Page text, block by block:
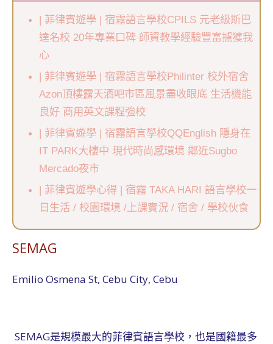
| 菲律賓遊學 | 宿霧語言學校CPILS 元老級斯巴
達名校 20年專業口碑 師資教學經驗豐富擄獲我
心
| 菲律賓遊學 | 宿霧語言學校Philinter 校外宿舍
Azon頂樓露天酒吧市區風景盡收眼底 生活機能
良好 商用英文課程強校
| 菲律賓遊學 | 宿霧語言學校QQEnglish 隱身在
IT PARK大樓中 現代時尚感環境 鄰近Sugbo
Mercado夜市
| 菲律賓遊學心得 | 宿霧 TAKA HARI 語言學校一
日生活 / 校園環境 /上課實況 / 宿舍 / 學校伙食
SEMAG
Emilio Osmena St, Cebu City, Cebu
SEMAG是規模最大的菲律賓語言學校，也是國籍最多